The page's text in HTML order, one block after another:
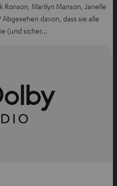
Ronson, Marilyn Manson, Janelle
davon, dass sie alle
(und sicher…